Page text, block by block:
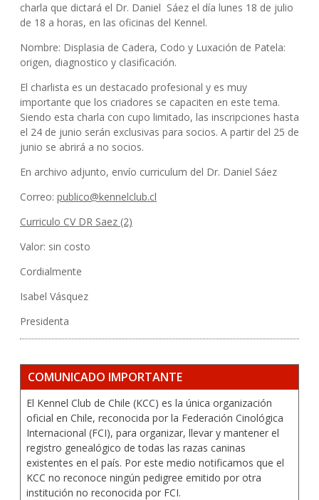
charla que dictará el Dr. Daniel Sáez el día lunes 18 de julio
de 18 a horas, en las oficinas del Kennel.
Nombre: Displasia de Cadera, Codo y Luxación de Patela:
origen, diagnostico y clasificación.
El charlista es un destacado profesional y es muy
importante que los criadores se capaciten en este tema.
Siendo esta charla con cupo limitado, las inscripciones hasta
el 24 de junio serán exclusivas para socios. A partir del 25 de
junio se abrirá a no socios.
En archivo adjunto, envío curriculum del Dr. Daniel Sáez
Correo: publico@kennelclub.cl
Curriculo CV DR Saez (2)
Valor: sin costo
Cordialmente
Isabel Vásquez
Presidenta
COMUNICADO IMPORTANTE
El Kennel Club de Chile (KCC) es la única organización
oficial en Chile, reconocida por la Federación Cinológica
Internacional (FCI), para organizar, llevar y mantener el
registro genealógico de todas las razas caninas
existentes en el país. Por este medio notificamos que el
KCC no reconoce ningún pedigree emitido por otra
institución no reconocida por FCI.